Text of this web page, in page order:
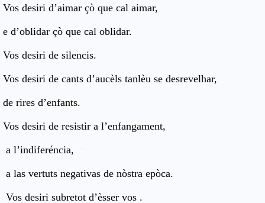
Vos desiri d’aimar çò que cal aimar,
e d’oblidar çò que cal oblidar.
Vos desiri de silencis.
Vos desiri de cants d’aucèls tanlèu se desrevelhar,
de rires d’enfants.
Vos desiri de resistir a l’enfangament,
a l’indiferéncia,
a las vertuts negativas de nòstra epòca.
Vos desiri subretot d’èsser vos .